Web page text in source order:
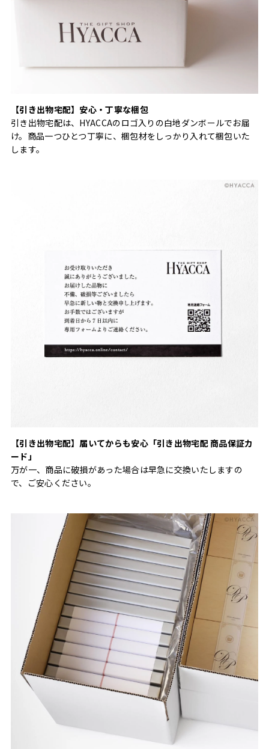
【引き出物宅配】安心・丁寧な梱包
引き出物宅配は、HYACCAのロゴ入りの白地ダンボールでお届
け。商品一つひとつ丁寧に、梱包材をしっかり入れて梱包いた
します。
【引き出物宅配】届いてからも安心「引き出物宅配 商品保証カ
ード」
万が一、商品に破損があった場合は早急に交換いたしますの
で、ご安心ください。